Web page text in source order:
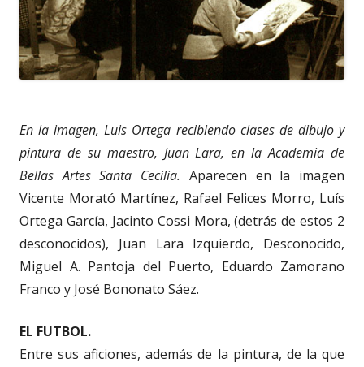
En la imagen, Luis Ortega recibiendo clases de dibujo y
pintura de su maestro, Juan Lara, en la Academia de
Bellas Artes Santa Cecilia. Aparecen en la imagen
Vicente Morató Martínez, Rafael Felices Morro, Luís
Ortega García, Jacinto Cossi Mora, (detrás de estos 2
desconocidos), Juan Lara Izquierdo, Desconocido,
Miguel A. Pantoja del Puerto, Eduardo Zamorano
Franco y José Bononato Sáez.
EL FUTBOL.
Entre sus aficiones, además de la pintura, de la que